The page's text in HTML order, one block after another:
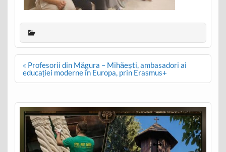
Post
navigation
« Profesorii din Măgura – Mihăești, ambasadori ai
educației moderne în Europa, prin Erasmus+